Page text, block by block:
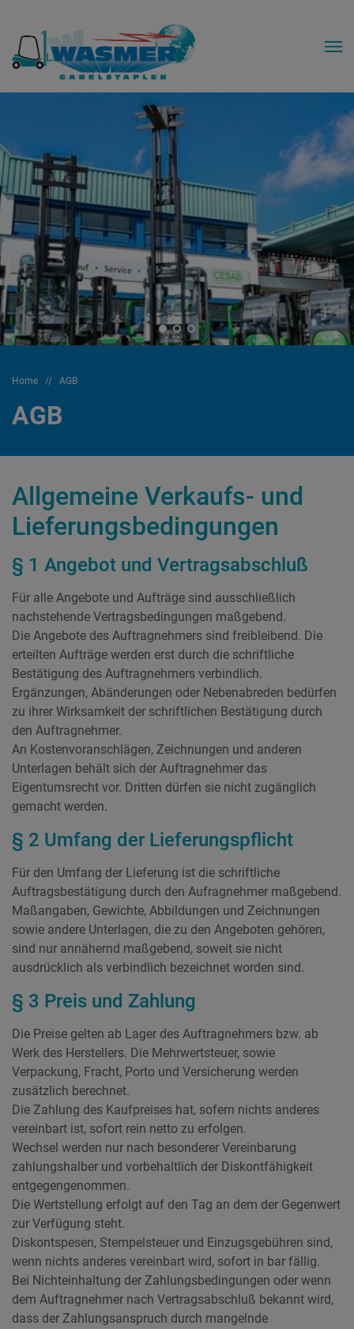
Home // AGB
AGB
Allgemeine Verkaufs- und
Lieferungsbedingungen
§ 1 Angebot und Vertragsabschluß
Für alle Angebote und Aufträge sind ausschließlich
nachstehende Vertragsbedingungen maßgebend.
Die Angebote des Auftragnehmers sind freibleibend. Die
erteilten Aufträge werden erst durch die schriftliche
Bestätigung des Auftragnehmers verbindlich.
Ergänzungen, Abänderungen oder Nebenabreden bedürfen
zu ihrer Wirksamkeit der schriftlichen Bestätigung durch
den Auftragnehmer.
An Kostenvoranschlägen, Zeichnungen und anderen
Unterlagen behält sich der Auftragnehmer das
Eigentumsrecht vor. Dritten dürfen sie nicht zugänglich
gemacht werden.
§ 2 Umfang der Lieferungspflicht
Für den Umfang der Lieferung ist die schriftliche
Auftragsbestätigung durch den Aufragnehmer maßgebend.
Maßangaben, Gewichte, Abbildungen und Zeichnungen
sowie andere Unterlagen, die zu den Angeboten gehören,
sind nur annähernd maßgebend, soweit sie nicht
ausdrücklich als verbindlich bezeichnet worden sind.
§ 3 Preis und Zahlung
Die Preise gelten ab Lager des Auftragnehmers bzw. ab
Werk des Herstellers. Die Mehrwertsteuer, sowie
Verpackung, Fracht, Porto und Versicherung werden
zusätzlich berechnet.
Die Zahlung des Kaufpreises hat, sofern nichts anderes
vereinbart ist, sofort rein netto zu erfolgen.
Wechsel werden nur nach besonderer Vereinbarung
zahlungshalber und vorbehaltlich der Diskontfähigkeit
entgegengenommen.
Die Wertstellung erfolgt auf den Tag an dem der Gegenwert
zur Verfügung steht.
Diskontspesen, Stempelsteuer und Einzugsgebühren sind,
wenn nichts anderes vereinbart wird, sofort in bar fällig.
Bei Nichteinhaltung der Zahlungsbedingungen oder wenn
dem Auftragnehmer nach Vertragsabschluß bekannt wird,
dass der Zahlungsanspruch durch mangelnde